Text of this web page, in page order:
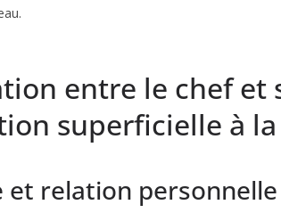
entre le chef et
superficielle à
et relation personnelle